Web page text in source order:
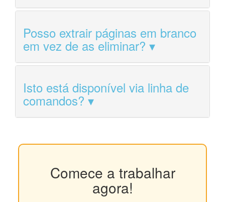
Posso extrair páginas em branco
em vez de as eliminar?
Isto está disponível via linha de
comandos?
Comece a trabalhar
agora!